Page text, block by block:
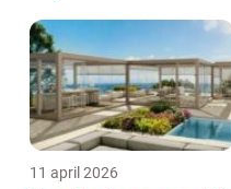
11 april 2026